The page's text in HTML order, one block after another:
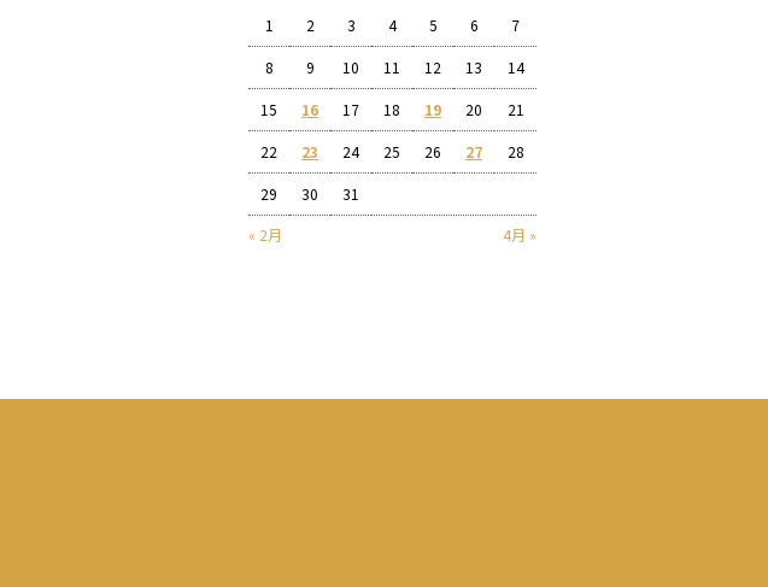
« 2月 4月 »
1 2 3 4 5 6 7
8 9 10 11 12 13 14
15 16 17 18 19 20 21
22 23 24 25 26 27 28
29 30 31